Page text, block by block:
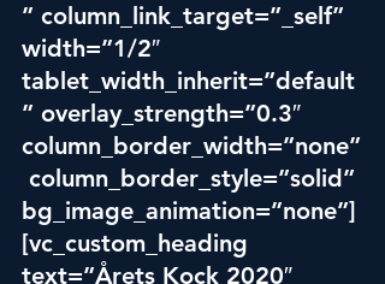
” column_link_target=”_self”
width=”1/2″
tablet_width_inherit=”default
” overlay_strength=”0.3″
column_border_width=”none”
column_border_style=”solid”
bg_image_animation=”none”]
[vc_custom_heading
text=”Årets Kock 2020″